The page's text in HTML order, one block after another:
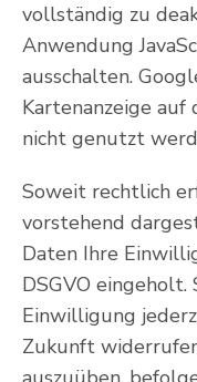
vollständig zu
Anwendung
ausschalten.
Kartenanzeige
nicht genutzt
Soweit rechtlich
vorstehend
Daten Ihre
DSGVO
Einwilligung
Zukunft